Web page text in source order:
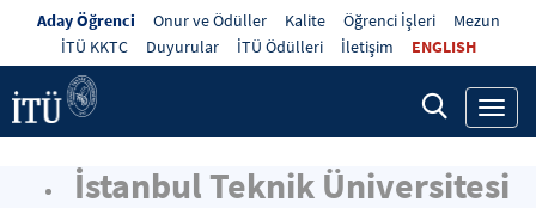
Aday Öğrenci Onur ve Ödüller Kalite Öğrenci İşleri
Mezun
İTÜ KKTC
Duyurular İTÜ Ödülleri İletişim ENGLISH
İstanbul Teknik Üniversitesi